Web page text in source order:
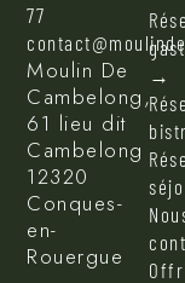
77
Moulin De
Cambelong,
61 lieu dit
Cambelong
12320
Conques-
en-
Rouergue
→